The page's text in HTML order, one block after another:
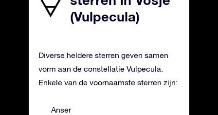
(Vulpecula)
Diverse heldere sterren geven samen
vorm aan de constellatie Vulpecula.
Enkele van de voornaamste sterren zijn:
Anser